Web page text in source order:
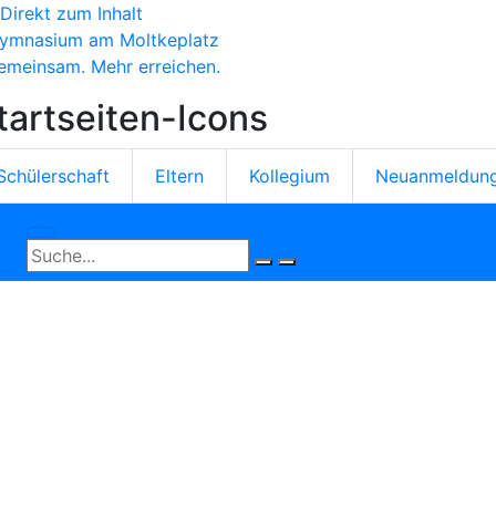
Direkt zum Inhalt
am Moltkeplatz
Mehr erreichen.
Icons
Eltern Kollegium